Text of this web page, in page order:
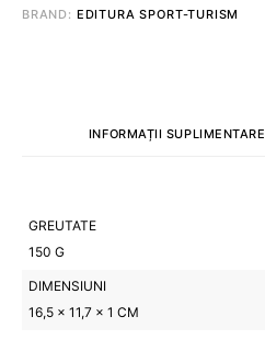
BRAND: EDITURA SPORT-TURISM
INFORMAȚII SUPLIMENTARE
GREUTATE
150 G
DIMENSIUNI
16,5 × 11,7 × 1 CM